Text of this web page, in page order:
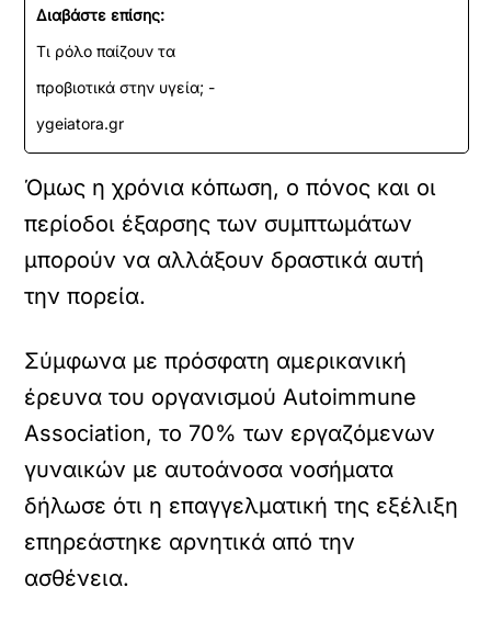
Διαβάστε επίσης:
Τι ρόλο παίζουν τα
προβιοτικά στην υγεία; -
ygeiatora.gr
Όμως η χρόνια κόπωση, ο πόνος και οι
περίοδοι έξαρσης των συμπτωμάτων
μπορούν να αλλάξουν δραστικά αυτή
την πορεία.
Σύμφωνα με πρόσφατη αμερικανική
έρευνα του οργανισμού Autoimmune
Association, το 70% των εργαζόμενων
γυναικών με αυτοάνοσα νοσήματα
δήλωσε ότι η επαγγελματική της εξέλιξη
επηρεάστηκε αρνητικά από την
ασθένεια.